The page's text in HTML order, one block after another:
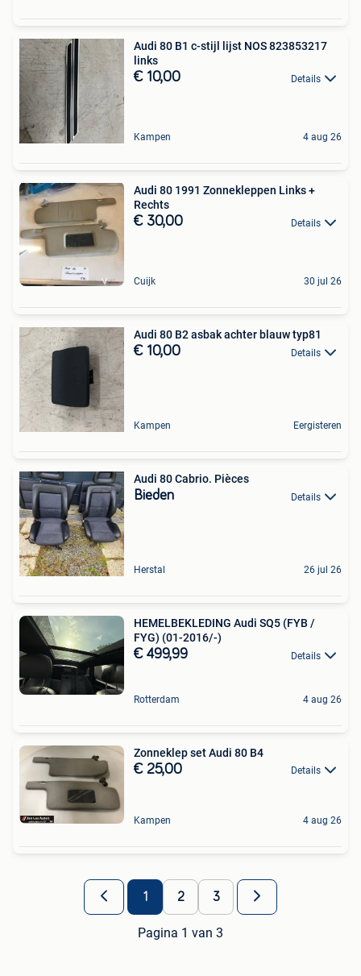
Audi 80 B1 c-stijl lijst NOS 823853217
links
€ 10,00 Details
Kampen 4 aug 26
Audi 80 1991 Zonnekleppen Links +
Rechts
€ 30,00 Details
Cuijk 30 jul 26
Audi 80 B2 asbak achter blauw typ81
€ 10,00 Details
Kampen Eergisteren
Audi 80 Cabrio. Pièces
Bieden Details
Herstal 26 jul 26
HEMELBEKLEDING Audi SQ5 (FYB /
FYG) (01-2016/-)
€ 499,99 Details
Rotterdam 4 aug 26
Zonneklep set Audi 80 B4
€ 25,00 Details
Kampen 4 aug 26
1 2 3
Pagina 1 van 3